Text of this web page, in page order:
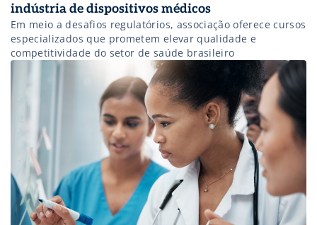
indústria de dispositivos médicos
Em meio a desafios regulatórios, associação oferece cursos
especializados que prometem elevar qualidade e
competitividade do setor de saúde brasileiro